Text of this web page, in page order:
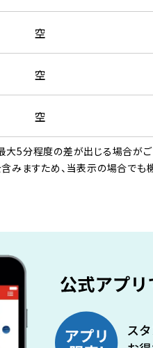
空
空
空
5分程度の差が出じる場合がご
みますため、当表示の場合でも